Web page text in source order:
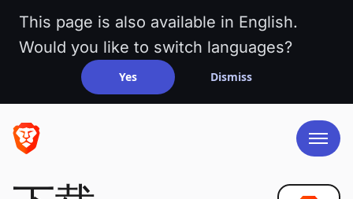
This page is also available in English.
Would you like to switch languages?
Yes Dismiss